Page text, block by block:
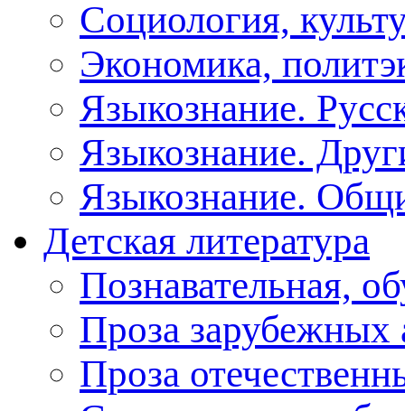
Социология,
Экономика,
Языкознание.
Языкознание.
Языкознание.
Детская литература
Познавательная,
Проза зарубежных
Проза